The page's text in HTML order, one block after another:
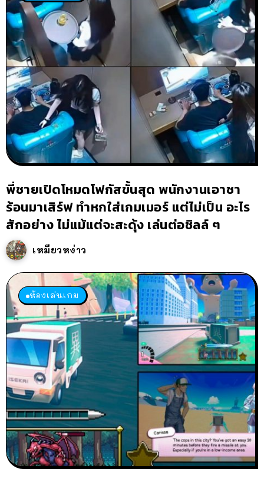
พี่ชายเปิดโหมดโฟกัสขั้นสุด พนักงานเอาชา
ร้อนมาเสิร์ฟ ทำหกใส่เกมเมอร์ แต่ไม่เป็น อะไร
สักอย่าง ไม่แม้แต่จะสะดุ้ง เล่นต่อชิลล์ ๆ
เหมียวหง่าว
ห้องเล่นเกม